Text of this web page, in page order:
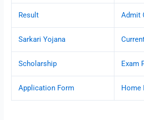
Result Admit
Sarkari Yojana
Scholarship Exam
Application Form Home